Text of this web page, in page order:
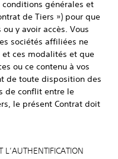
générales et
de Tiers ») pour que
y avoir accès. Vous
sociétés affiliées ne
et ces modalités et que
ou ce contenu à vos
de toute disposition des
de conflit entre le
le présent Contrat doit
L’AUTHENTIFICATION